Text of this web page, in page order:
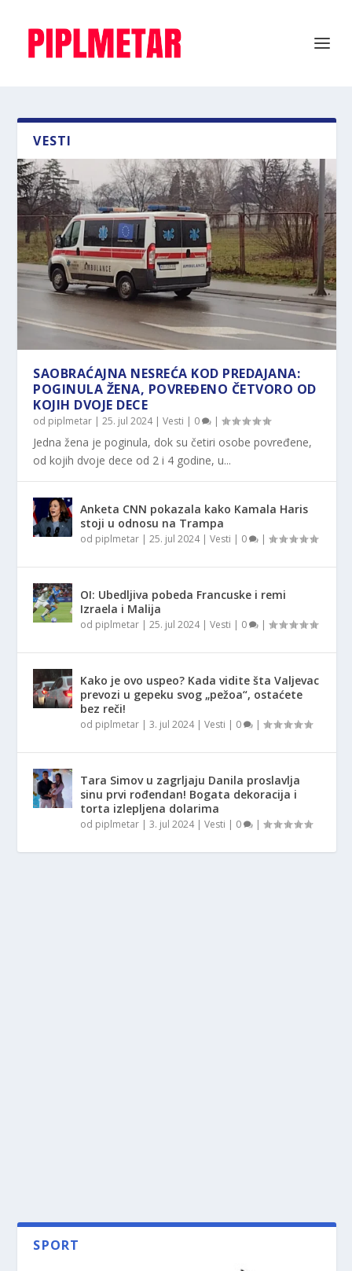
VESTI
SAOBRAĆAJNA NESREĆA KOD PREDAJANA:
POGINULA ŽENA, POVREĐENO ČETVORO OD
KOJIH DVOJE DECE
od piplmetar |25. jul 2024|Vesti | 0 |
Jedna žena je poginula, dok su četiri osobe povređene,
od kojih dvoje dece od 2 i 4 godine, u...
Anketa CNN pokazala kako Kamala Haris
stoji u odnosu na Trampa
od piplmetar |25. jul 2024|Vesti | 0 |
OI: Ubedljiva pobeda Francuske i remi
Izraela i Malija
od piplmetar |25. jul 2024|Vesti | 0 |
Kako je ovo uspeo? Kada vidite šta Valjevac
prevozi u gepeku svog „pežoa“, ostaćete
bez reči!
od piplmetar |3. jul 2024|Vesti | 0 |
Tara Simov u zagrljaju Danila proslavlja
sinu prvi rođendan! Bogata dekoracija i
torta izlepljena dolarima
od piplmetar |3. jul 2024|Vesti | 0 |
SPORT